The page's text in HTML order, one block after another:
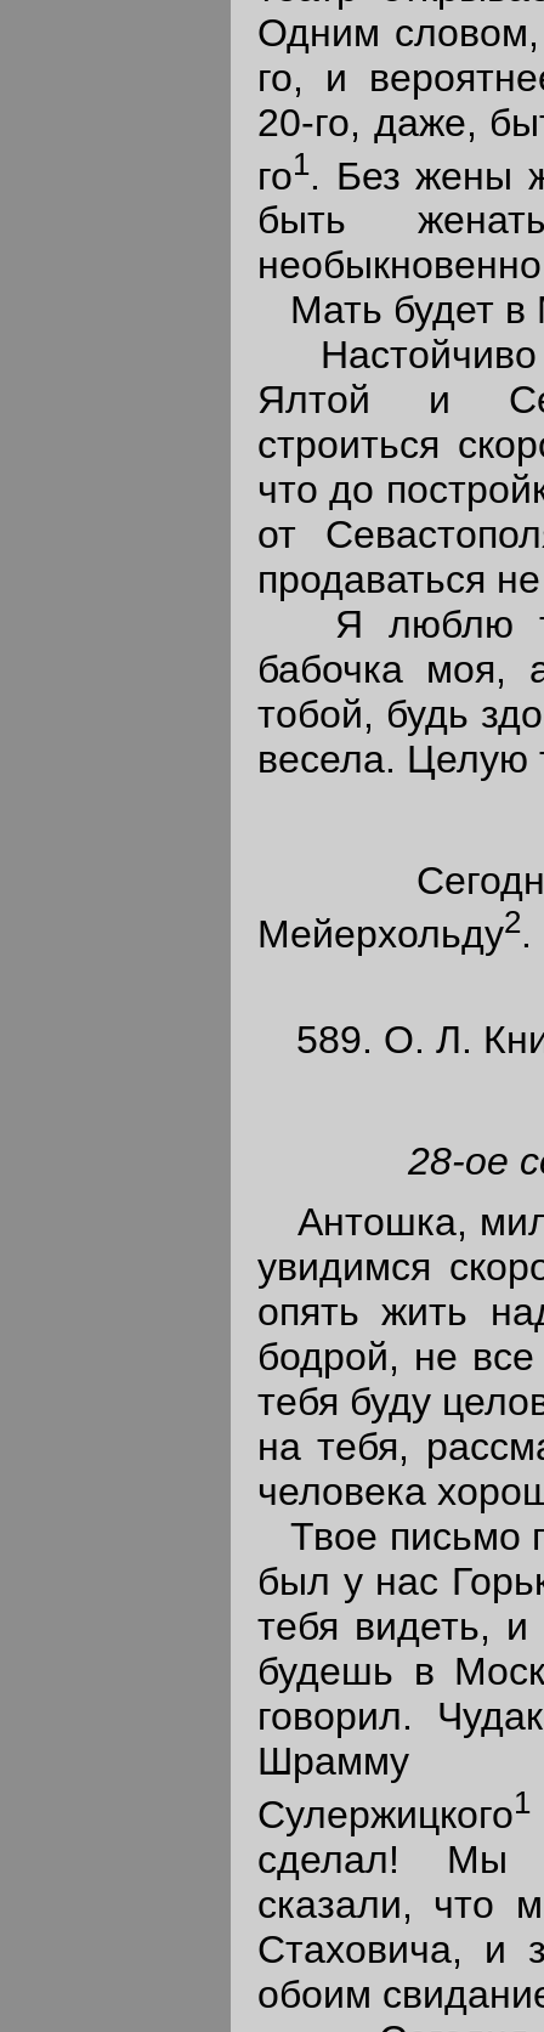
Одним
го, и
20-го, даже,
го1. Без жены
быть
Мать будет в
Настойчиво
Ялтой и
строиться
что до
от
продаваться
Я люблю
бабочка моя,
тобой, будь
весела. Целую
Сегодня
Мейерхольду2.
589. О. Л.
28-ое
Антошка,
увидимся
опять жить
бодрой, не
тебя буду
на тебя,
человека
Твое письмо
был у нас
тебя видеть, и
будешь в
говорил.
Шрамму
Сулержицкого1
сделал! Мы
сказали, что
Стаховича, и
обоим